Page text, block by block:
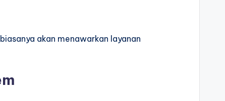
akan menawarkan layanan